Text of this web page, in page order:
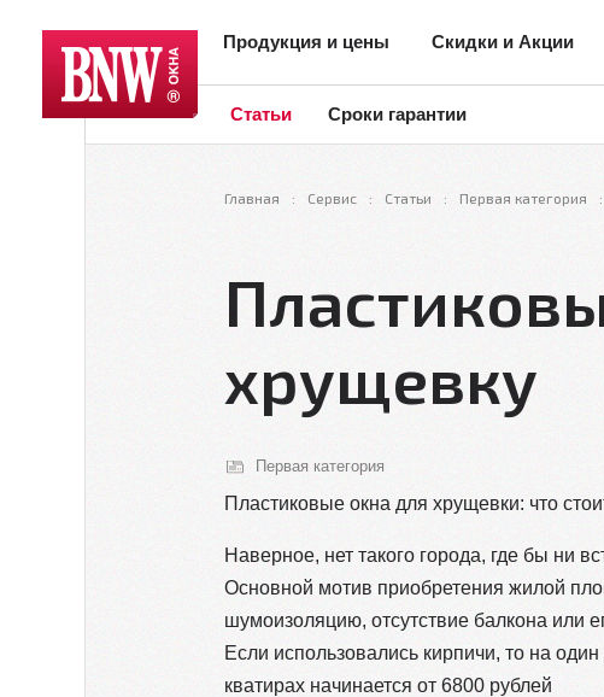
Продукция и цены Скидки и Акции
Статьи Сроки гарантии
Главная Сервис Статьи Первая категория
хрущевку
Первая категория
Пластиковые окна для хрущевки: что
Наверное, нет такого города, где бы ни
Основной мотив приобретения жилой
шумоизоляцию, отсутствие балкона или
Если использовались кирпичи, то на
кватирах начинается от 6800 рублей